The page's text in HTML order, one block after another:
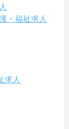
・福祉求人
求人